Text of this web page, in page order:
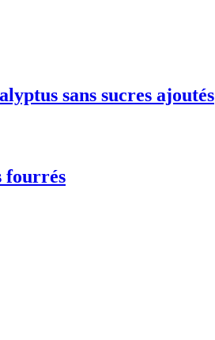
sans sucres ajoutés
fourrés